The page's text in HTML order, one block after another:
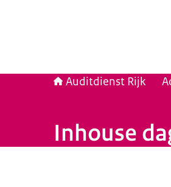
Auditdienst Rijk
Inhouse